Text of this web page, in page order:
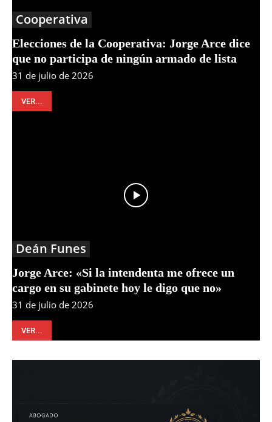
Cooperativa
Elecciones de la Cooperativa: Jorge Arce dice
que no participa de ningún armado de lista
31 de julio de 2026
VER...
Deán Funes
Jorge Arce: «Si la intendenta me ofrece un
cargo en su gabinete hoy le digo que no»
31 de julio de 2026
VER...